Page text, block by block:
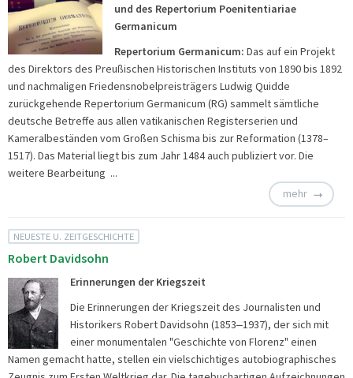
und des Repertorium Poenitentiariae
Germanicum
Repertorium Germanicum: Das auf ein Projekt
des Direktors des Preußischen Historischen Instituts von 1890 bis 1892
und nachmaligen Friedensnobelpreisträgers Ludwig Quidde
zurückgehende Repertorium Germanicum (RG) sammelt sämtliche
deutsche Betreffe aus allen vatikanischen Registerserien und
Kameralbeständen vom Großen Schisma bis zur Reformation (1378–
1517). Das Material liegt bis zum Jahr 1484 auch publiziert vor. Die
weitere Bearbeitung ...
mehr
NEUESTE U. ZEITGESCHICHTE
Robert Davidsohn
Erinnerungen der Kriegszeit
Die Erinnerungen der Kriegszeit des Journalisten und
Historikers Robert Davidsohn (1853‒1937), der sich mit
einer monumentalen "Geschichte von Florenz" einen
Namen gemacht hatte, stellen ein vielschichtiges autobiographisches